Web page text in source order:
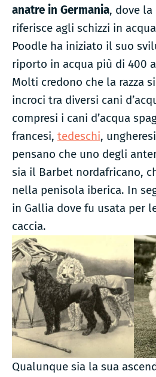
anatre in Germania, dove la
riferisce agli schizzi in
Poodle ha iniziato il suo
riporto in acqua più di 400
Molti credono che la razza
incroci tra diversi cani
compresi i cani d’acqua
francesi, tedeschi,
pensano che uno degli
sia il Barbet nordafricano,
nella penisola iberica. In
in Gallia dove fu usata per
caccia.
Qualunque sia la sua